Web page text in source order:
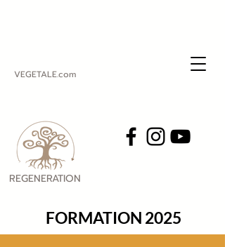
VEGETALE.com
REGENERATION
FORMATION 2025